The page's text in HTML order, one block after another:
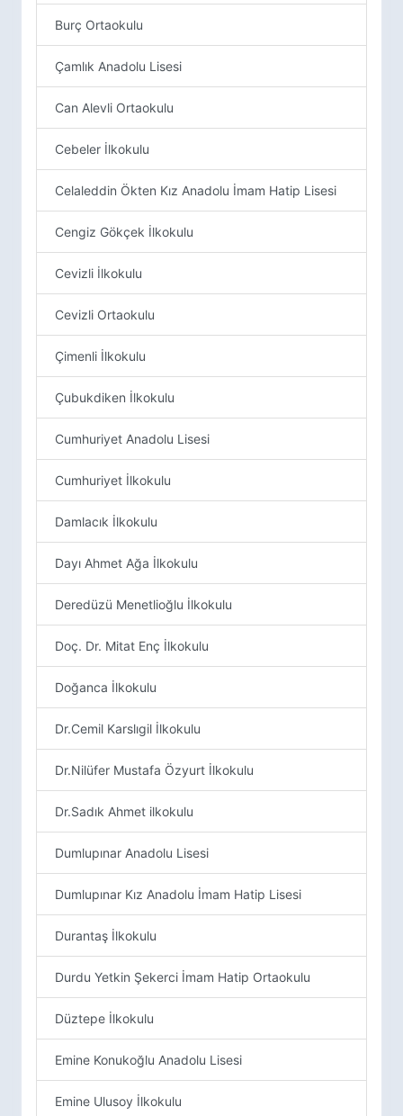
Burç Ortaokulu
Çamlık Anadolu Lisesi
Can Alevli Ortaokulu
Cebeler İlkokulu
Celaleddin Ökten Kız Anadolu İmam Hatip Lisesi
Cengiz Gökçek İlkokulu
Cevizli İlkokulu
Cevizli Ortaokulu
Çimenli İlkokulu
Çubukdiken İlkokulu
Cumhuriyet Anadolu Lisesi
Cumhuriyet İlkokulu
Damlacık İlkokulu
Dayı Ahmet Ağa İlkokulu
Deredüzü Menetlioğlu İlkokulu
Doç. Dr. Mitat Enç İlkokulu
Doğanca İlkokulu
Dr.Cemil Karslıgil İlkokulu
Dr.Nilüfer Mustafa Özyurt İlkokulu
Dr.Sadık Ahmet ilkokulu
Dumlupınar Anadolu Lisesi
Dumlupınar Kız Anadolu İmam Hatip Lisesi
Durantaş İlkokulu
Durdu Yetkin Şekerci İmam Hatip Ortaokulu
Düztepe İlkokulu
Emine Konukoğlu Anadolu Lisesi
Emine Ulusoy İlkokulu